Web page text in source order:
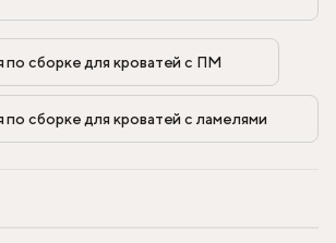
по сборке для кроватей с ПМ